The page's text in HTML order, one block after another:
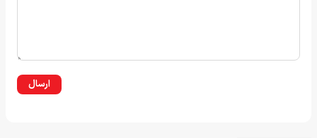
ارسال